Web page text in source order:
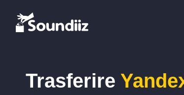
Trasferire